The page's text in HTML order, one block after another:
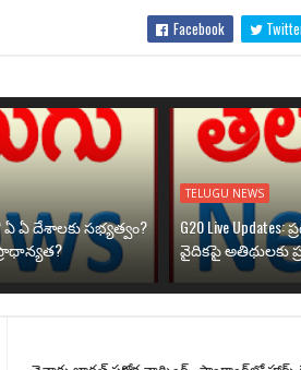
Facebook
ఏ ఏ దేశాలకు సభ్యత్వం?
TELUGU NEWS
G20 Live
వైదికపై అతిథులకు